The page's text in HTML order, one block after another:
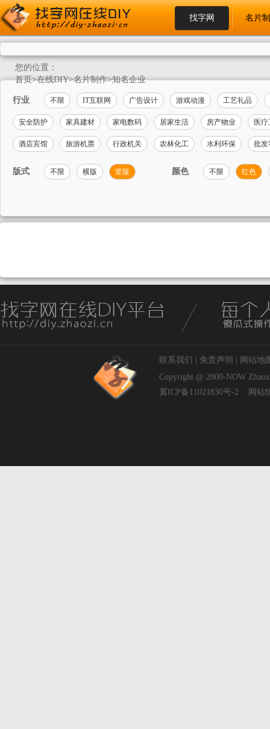
找字网 名片
您的位置：
首页>在线DIY>名片制作>知名企业
行业 不限 IT互联网 广告设计 游戏动漫 工艺礼品
安全防护 家具建材 家电数码 居家生活 房产物业 医
酒店宾馆 旅游机票 行政机关 农林化工 水利环保 批发
版式 不限 横版 竖版 颜色 不限 红色
联系我们 免责声明
网站地
Copyright @ 2000-NOW
冀ICP备11021830号-2
网站